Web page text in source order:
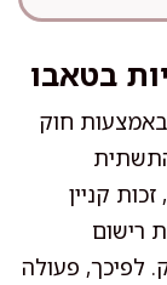
בטאבו
באמצעות חוק
את התשתית
לפי סעיף 7 לחוק, זכות קניין
רישום
לפיכך, פעולה